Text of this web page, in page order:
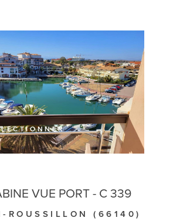
VUE PORT - C 339
ROUSSILLON (66140)
VOIR LE BIEN